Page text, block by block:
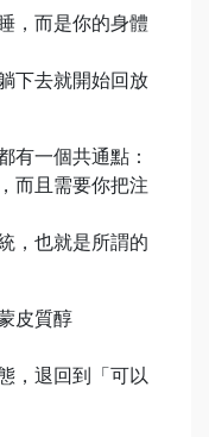
，而是你的身體
下去就開始回放
有一個共通點：
而且需要你把注
，也就是所謂的
皮質醇
，退回到「可以